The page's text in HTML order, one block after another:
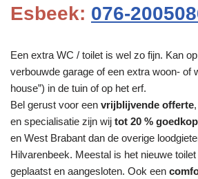
Esbeek: 076-
Een extra WC / toilet is wel zo fijn. Kan
verbouwde garage of een extra woon- of
house”) in de tuin of op het erf.
Bel gerust voor een vrijblijvende offerte
en specialisatie zijn wij tot 20 %
en West Brabant dan de overige
Hilvarenbeek. Meestal is het nieuwe
geplaatst en aangesloten. Ook een